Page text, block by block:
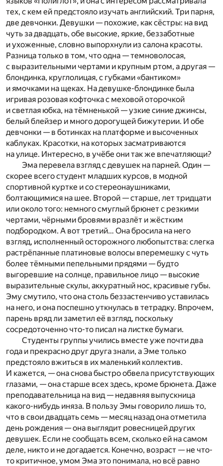
тех, с кем ей предстояло изучать английский. Три парня,
две девчонки. Девушки — похожие, как сёстры: на вид
чуть за двадцать, обе высокие, яркие, беззаботные
и ухоженные, словно выпорхнули из салона красоты.
Разница только в том, что одна — темноволосая,
с выразительными чертами и крупным ртом, а другая —
блондинка, круглолицая, с губками «бантиком»
и ямочками на щеках. На девушке-блондинке была
игривая розовая кофточка с меховой оторочкой
и светлая юбка, на тёмненькой — узкие синие джинсы,
белый блейзер и много дорогущей бижутерии. И обе
девчонки — в ботинках на платформе и высоченных
каблуках. Красотки, на которых засматриваются
на улице. Интересно, в учёбе они так же впечатляющи?
Эма перевела взгляд с девушек на парней. Один —
скорее всего студент младших курсов, в модной
спортивной куртке и со стереонаушниками,
болтающимися на шее. Второй — старше, лет тридцати
или около того: немного смуглый брюнет с резкими
чертами, чёрными бровями вразлёт и жёстким
подбородком. А вот третий… Она бросила на него
взгляд, исполненный осторожного любопытства: слегка
растрёпанные платиновые волосы вперемешку с чуть
более тёмными пепельными прядями — будто
выгоревшие на солнце, правильное лицо — высокие
выразительные скулы, аккуратный нос, красивые губы.
Эму смутило, что она столь беззастенчиво уставилась
на него, и она поспешно уткнулась в тетрадку. Впрочем,
парень вряд ли заметил её взгляд, поскольку
сосредоточенно что-то писал на листке бумаги.
Студенты группы учились вместе уже почти два
года и прекрасно друг друга знали, а Эме только
предстояло вжиться в их маленький коллектив.
И кажется, — она снова быстро обвела присутствующих
глазами, — она старше всех здесь, кроме брюнета. Даже
преподавательница на вид — недавняя выпускница
какого-нибудь иняза. В пользу Эмы говорило лишь то,
что в свои двадцать семь — месяц назад она отметила
день рождения — она выглядит ровесницей других
девушек. Если не сообщать всем, сколько ей на самом
деле, никто и не догадается. Конечно, возраст — не что-
то критичное, умом Эма это понимала, но всё равно